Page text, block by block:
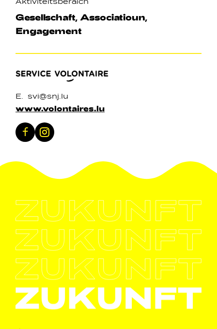
Gesellschaft, Associatioun,
Engagement
E. svi@snj.lu
www.volontaires.lu
Facebook
Instagram